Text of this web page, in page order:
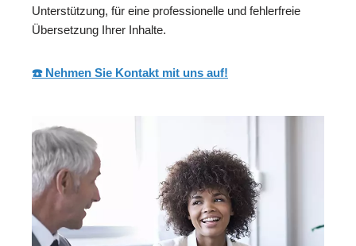
Unterstützung, für eine professionelle und fehlerfreie
Übersetzung Ihrer Inhalte.
☎️ Nehmen Sie Kontakt mit uns auf!